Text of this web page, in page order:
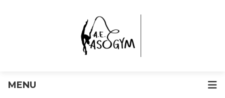
MENU